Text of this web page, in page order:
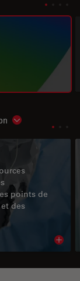
Show
points de
des